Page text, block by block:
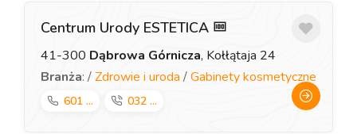
Centrum Urody ESTETICA
41-300 Dąbrowa Górnicza, Kołłątaja 24
Branża: /Zdrowie i uroda /Gabinety kosmetyczne
601 ... 032 ...